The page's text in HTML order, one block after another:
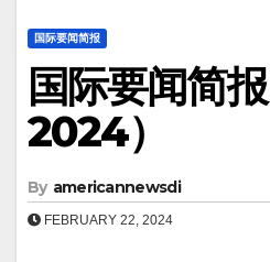
国际要闻简报
国际要闻简
2024）
By americannewsdi
FEBRUARY 22, 2024